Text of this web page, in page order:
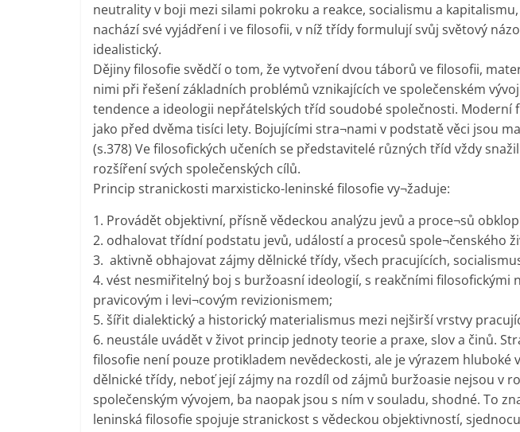
neutrality v boji mezi silami pokroku a reakce, socialismu a
nachází své vyjádření i ve filosofii, v níž třídy formulují svůj světový
idealistický.
Dějiny filosofie svědčí o tom, že vytvoření dvou táborů ve filosofii,
nimi při řešení základních problémů vznikajících ve společenském
tendence a ideologii nepřátelských tříd soudobé společnosti. Moderní
jako před dvěma tisíci lety. Bojujícími stra¬nami v podstatě věci jsou
(s.378) Ve filosofických učeních se představitelé různých tříd vždy
rozšíření svých společenských cílů.
Princip stranickosti marxisticko-leninské filosofie vy¬žaduje:
1. Provádět objektivní, přísně vědeckou analýzu jevů a proce¬sů
2. odhalovat třídní podstatu jevů, událostí a procesů spole¬čenského
3. aktivně obhajovat zájmy dělnické třídy, všech pracujících,
4. vést nesmiřitelný boj s buržoasní ideologií, s reakčními filosofickými
pravicovým i levi¬covým revizionismem;
5. šířit dialektický a historický materialismus mezi nejširší vrstvy
6. neustále uvádět v život princip jednoty teorie a praxe, slov a činů.
filosofie není pouze protikladem nevědeckosti, ale je výrazem hluboké
dělnické třídy, neboť její zájmy na rozdíl od zájmů buržoasie nejsou v
společenským vývojem, ba naopak jsou s ním v souladu, shodné. To
leninská filosofie spojuje stranickost s vědeckou objektivností,